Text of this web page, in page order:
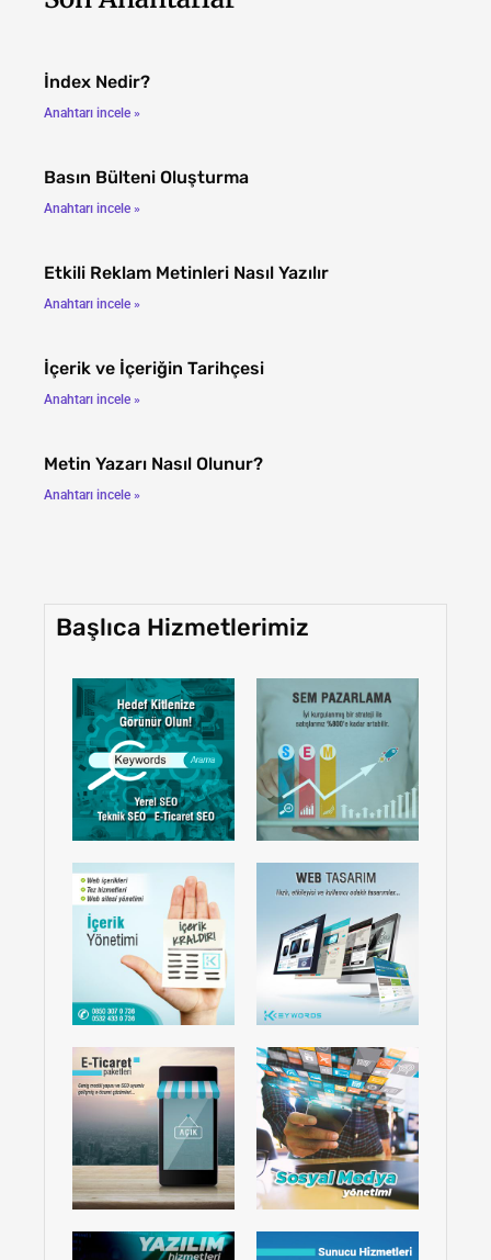
İndex Nedir?
Anahtarı incele »
Basın Bülteni Oluşturma
Anahtarı incele »
Etkili Reklam Metinleri Nasıl Yazılır
Anahtarı incele »
İçerik ve İçeriğin Tarihçesi
Anahtarı incele »
Metin Yazarı Nasıl Olunur?
Anahtarı incele »
Başlıca Hizmetlerimiz